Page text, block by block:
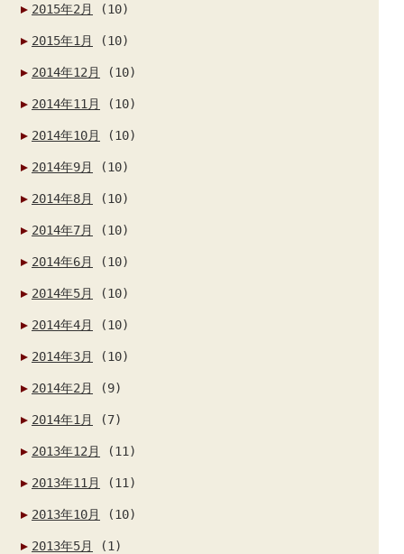
2015年2月 (10)
2015年1月 (10)
2014年12月 (10)
2014年11月 (10)
2014年10月 (10)
2014年9月 (10)
2014年8月 (10)
2014年7月 (10)
2014年6月 (10)
2014年5月 (10)
2014年4月 (10)
2014年3月 (10)
2014年2月 (9)
2014年1月 (7)
2013年12月 (11)
2013年11月 (11)
2013年10月 (10)
2013年5月 (1)